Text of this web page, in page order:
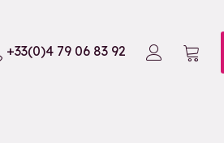
+33(0)4 79 06 83 92